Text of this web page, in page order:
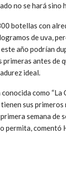
no se hará sino
botellas con
de uva,
año podrían
primeras antes de
ideal.
como “La
sus primeros
semana de
permita, comentó